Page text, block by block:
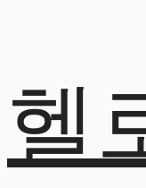
헬